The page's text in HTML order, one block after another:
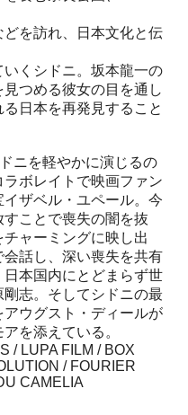
を訪れ、日本文化と伝
くシドニ。坂本龍一の
つめる彼女の目を通し
日本を再発見すること
ニを軽やかに演じるの
ボレイトで映画ファン
ザベル・ユペール。今
ことで喪失の闇を抜
ャーミングに映し出
話し、深い喪失を共有
本国内にとどまらず世
志。そしてシドニの最
ウグスト・ディールが
を添えている。
/ LUPA FILM / BOX
/ FOURIER
CAMELIA